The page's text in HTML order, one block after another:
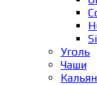
Уголь
Чаши